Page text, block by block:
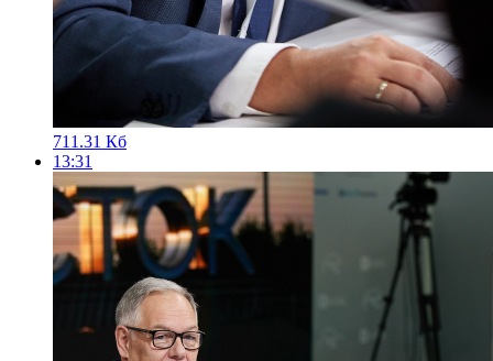
711.31 Кб
13:31